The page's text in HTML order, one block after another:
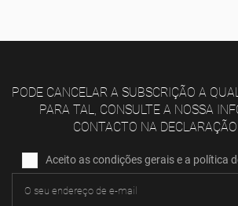
PODE CANCELAR A SUBSCRIÇÃO A
PARA TAL, CONSULTE A NOSSA
CONTACTO NA
Aceito as condições gerais e a política